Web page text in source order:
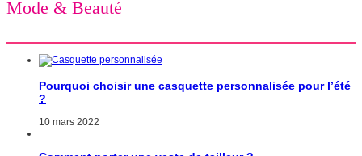
Mode & Beauté
Pourquoi choisir une casquette personnalisée pour l’été
?
10 mars 2022